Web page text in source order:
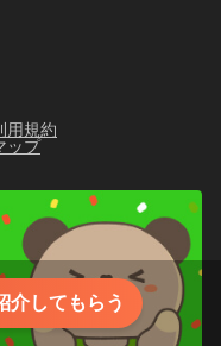
介してもらう
用規約
ップ